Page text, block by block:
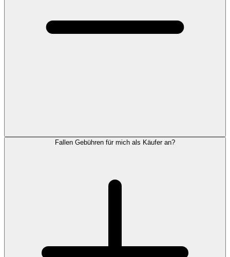
Fallen Gebühren für mich als Käufer an?